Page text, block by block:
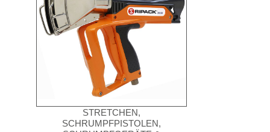
STRETCHEN,
SCHRUMPFPISTOLEN,